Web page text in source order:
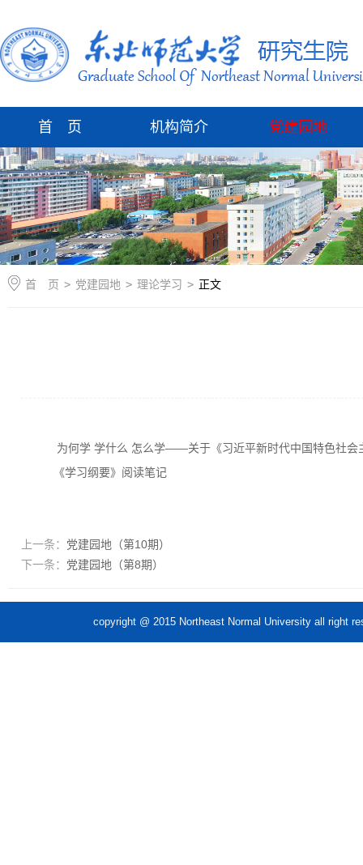
首 页 机构简介 党建园地
首 页 > 党建园地 > 理论学习 > 正文
为何学 学什么 怎么学——关于《习近平新时代中国特色社会
《学习纲要》阅读笔记
上一条： 党建园地（第10期）
下一条： 党建园地（第8期）
copyright @ 2015 Northeast Normal University all